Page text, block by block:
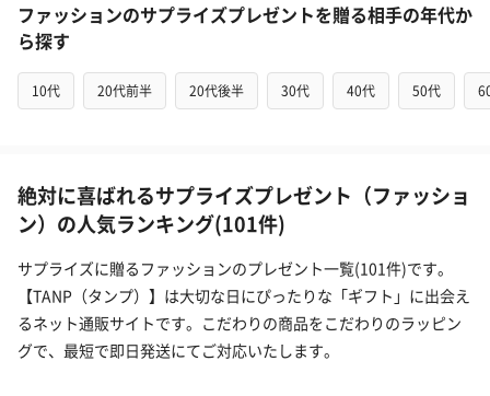
ファッションのサプライズプレゼントを贈る相手の年代か
ら探す
10代 20代前半 20代後半 30代 40代 50代
絶対に喜ばれるサプライズプレゼント（ファッショ
ン）の人気ランキング(101件)
サプライズに贈るファッションのプレゼント一覧(101件)です。
【TANP（タンプ）】は大切な日にぴったりな「ギフト」に出会え
るネット通販サイトです。こだわりの商品をこだわりのラッピン
グで、最短で即日発送にてご対応いたします。